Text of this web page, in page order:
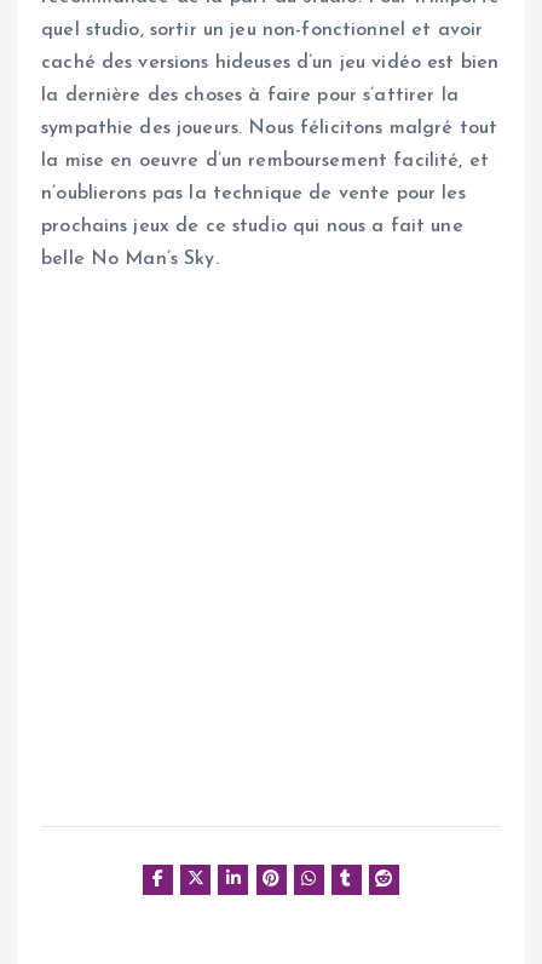
quel studio, sortir un jeu non-fonctionnel et avoir
caché des versions hideuses d’un jeu vidéo est bien
la dernière des choses à faire pour s’attirer la
sympathie des joueurs. Nous félicitons malgré tout
la mise en oeuvre d’un remboursement facilité, et
n’oublierons pas la technique de vente pour les
prochains jeux de ce studio qui nous a fait une
belle No Man’s Sky.